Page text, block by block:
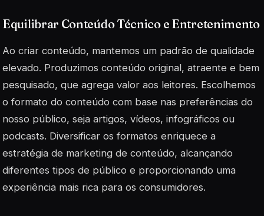
Equilibrar Conteúdo Técnico e Entretenimento
Ao criar conteúdo, mantemos um padrão de qualidade
elevado. Produzimos conteúdo original, atraente e bem
pesquisado, que agrega valor aos leitores. Escolhemos
o formato do conteúdo com base nas preferências do
nosso público, seja artigos, vídeos, infográficos ou
podcasts. Diversificar os formatos enriquece a
estratégia de marketing de conteúdo, alcançando
diferentes tipos de público e proporcionando uma
experiência mais rica para os consumidores.